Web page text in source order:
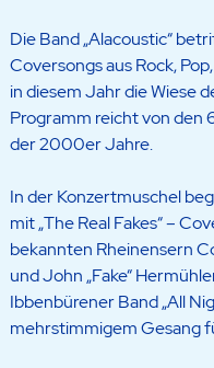
Die Band „Alacoustic“
Coversongs aus Rock,
in diesem Jahr die Wiese
Programm reicht von den
der 2000er Jahre.
In der Konzertmuschel
mit „The Real Fakes“ –
bekannten Rheinensern
und John „Fake“
Ibbenbürener Band „All
mehrstimmigem Gesang